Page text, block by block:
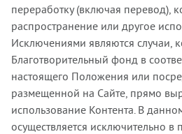
переработку (включая перевод),
распространение или другое
Исключениями являются случаи,
Благотворительный фонд в
настоящего Положения или
размещенной на Сайте, прямо
использование Контента. В
осуществляется исключительно в